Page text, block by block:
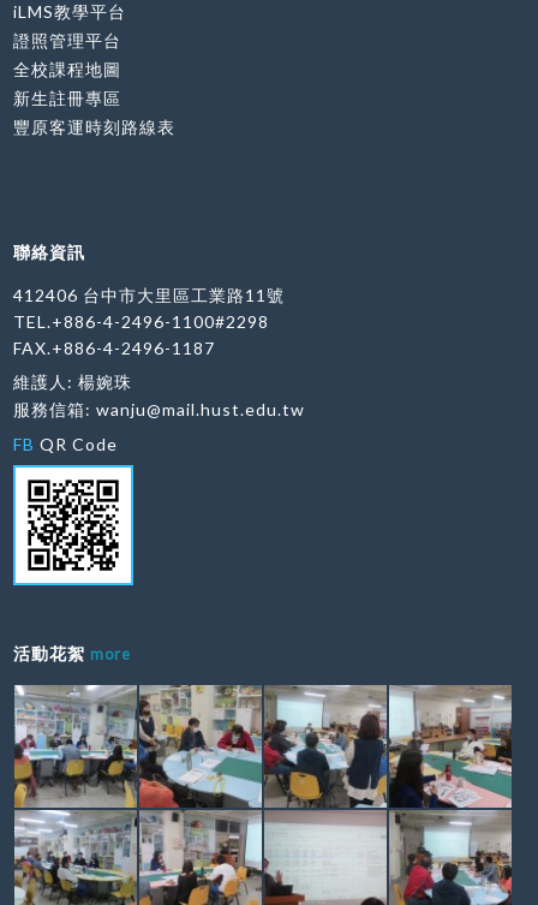
iLMS教學平台
證照管理平台
全校課程地圖
新生註冊專區
豐原客運時刻路線表
聯絡資訊
412406 台中市大里區工業路11號
TEL.+886-4-2496-1100#2298
FAX.+886-4-2496-1187
維護人: 楊婉珠
服務信箱:wanju@mail.hust.edu.tw
FB QR Code
活動花絮 more